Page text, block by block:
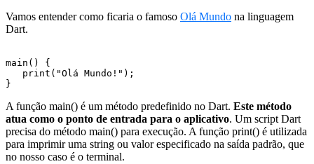
Vamos entender como ficaria o famoso Olá Mundo na linguagem
Dart.
main() {
}
A função main() é um método predefinido no Dart. Este método
atua como o ponto de entrada para o aplicativo. Um script Dart
precisa do método main() para execução. A função print() é utilizada
para imprimir uma string ou valor especificado na saída padrão, que
no nosso caso é o terminal.